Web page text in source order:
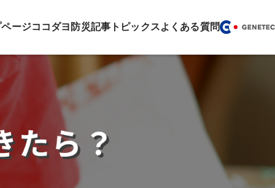
ージココダヨ 防災記事 トピックスよくある質問